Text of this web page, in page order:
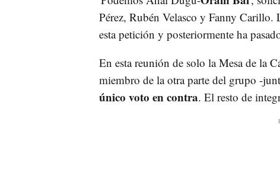
Pérez, Rubén Velasco y Fanny Carillo.
esta petición y posteriormente ha
En esta reunión de solo la Mesa de la
miembro de la otra parte del grupo -
único voto en contra. El resto de